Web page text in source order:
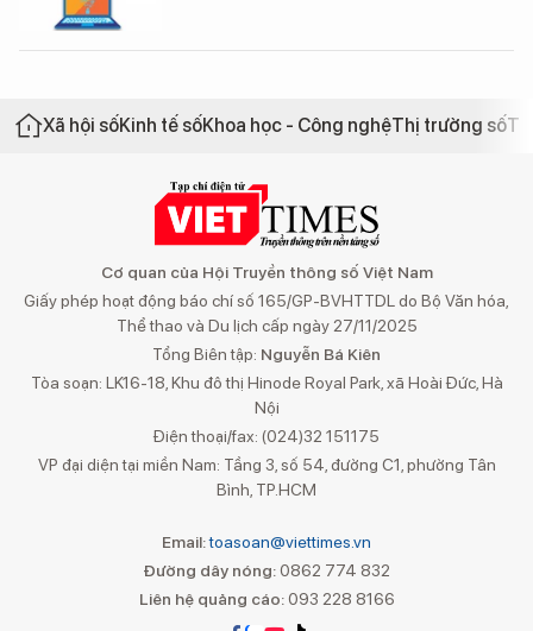
Xã hội sốKinh tế sốKhoa học - Công nghệThị trường số
Cơ quan của Hội Truyền thông số Việt Nam
Giấy phép hoạt động báo chí số 165/GP-BVHTTDL do Bộ Văn hóa,
Thể thao và Du lịch cấp ngày 27/11/2025
Tổng Biên tập: Nguyễn Bá Kiên
Tòa soạn: LK16-18, Khu đô thị Hinode Royal Park, xã Hoài Đức, Hà
Nội
Điện thoại/fax: (024)32 151175
VP đại diện tại miền Nam: Tầng 3, số 54, đường C1, phường Tân
Bình, TP.HCM
Email:toasoan@viettimes.vn
Đường dây nóng: 0862 774 832
Liên hệ quảng cáo:093 228 8166